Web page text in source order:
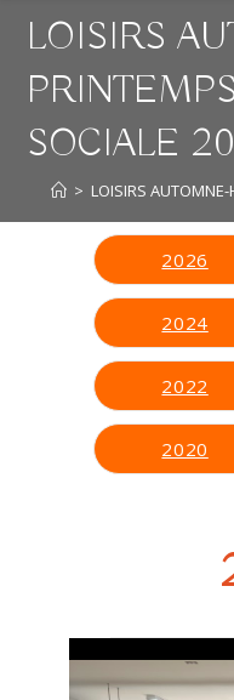
LOISIRS
SOCIALE
> LOISIRS
2026
2024
2022
2020